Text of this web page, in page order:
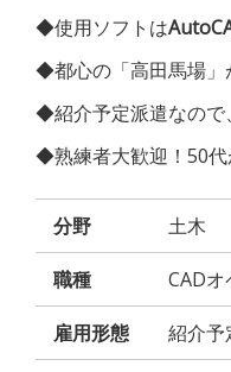
◆使用ソフトは
◆都心の「高田馬場」
◆紹介予定派遣なので
◆熟練者大歓迎！50代
分野 土木
職種 CAD
雇用形態 紹介予